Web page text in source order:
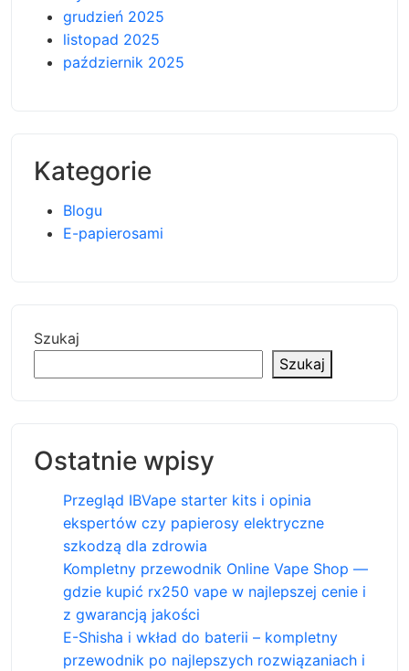
grudzień 2025
listopad 2025
październik 2025
Kategorie
Blogu
E-papierosami
Szukaj
Szukaj
Ostatnie wpisy
Przegląd IBVape starter kits i opinia
ekspertów czy papierosy elektryczne
szkodzą dla zdrowia
Kompletny przewodnik Online Vape Shop —
gdzie kupić rx250 vape w najlepszej cenie i
z gwarancją jakości
E-Shisha i wkład do baterii – kompletny
przewodnik po najlepszych rozwiązaniach i